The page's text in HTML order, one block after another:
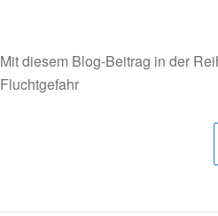
Mit diesem Blog-Beitrag in der
Fluchtgefahr